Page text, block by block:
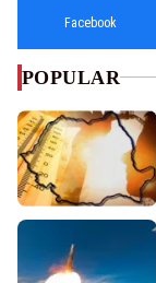
Facebook
POPULAR